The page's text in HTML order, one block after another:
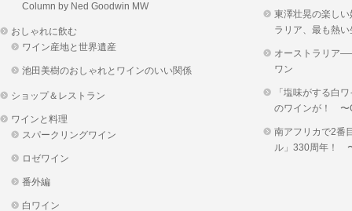
Column by Ned Goodwin MW
おしゃれに飲む
ワイン産地と世界遺産
池田美樹のおしゃれとワインのいい関係
ショップ＆レストラン
ワインと料理
スパークリングワイン
ロゼワイン
番外編
白ワイン
東澤壮晃の楽し
ラリア、最も熱
オーストラリア
ワン
「塩味がする白
のワインが！ 〜
南アフリカで2番
ル」330周年！